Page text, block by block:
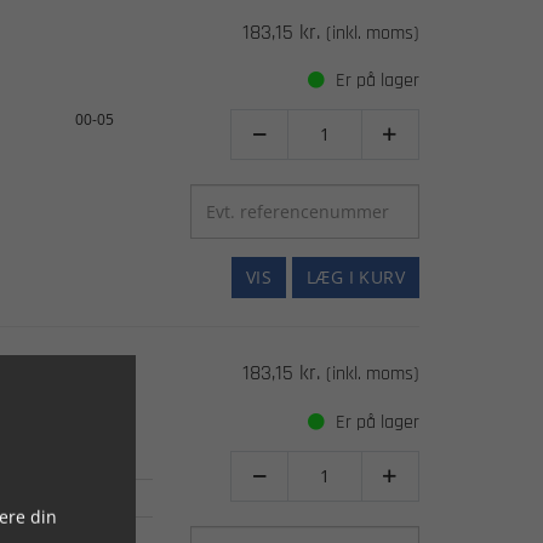
00-05
183,15 kr. (inkl. moms)
Er på lager
 
LÆG I KURV
VIS
183,15 kr. (inkl. moms)
Er på lager
 
din